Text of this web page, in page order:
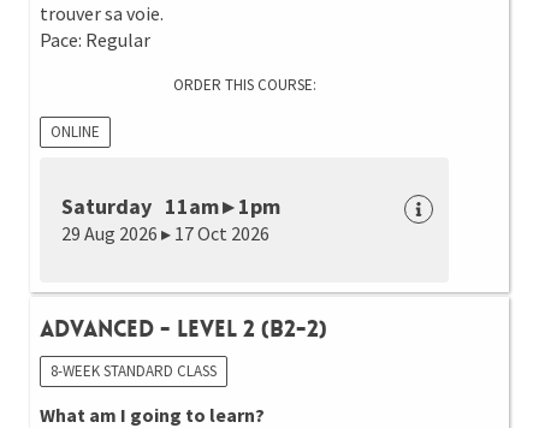
trouver sa voie.
Pace: Regular
ORDER THIS COURSE:
ONLINE
Saturday 11am ▸ 1pm
29 Aug 2026 ▸ 17 Oct 2026
Advanced - Level 2 (B2-2)
8-WEEK STANDARD CLASS
What am I going to learn?